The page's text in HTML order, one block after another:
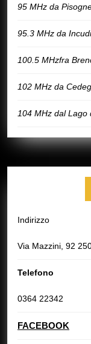
95 MHz da
95.3 MHz da
100.5 MHzfra
102 MHz da
104 MHz dal Lago
Indirizzo
Via Mazzini, 92
Telefono
0364 22342
FACEBOOK